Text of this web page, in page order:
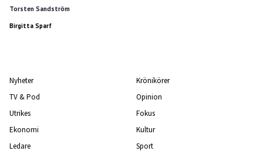
Torsten Sandström
Birgitta Sparf
Nyheter
TV & Pod
Utrikes
Ekonomi
Ledare
Krönikörer
Opinion
Fokus
Kultur
Sport